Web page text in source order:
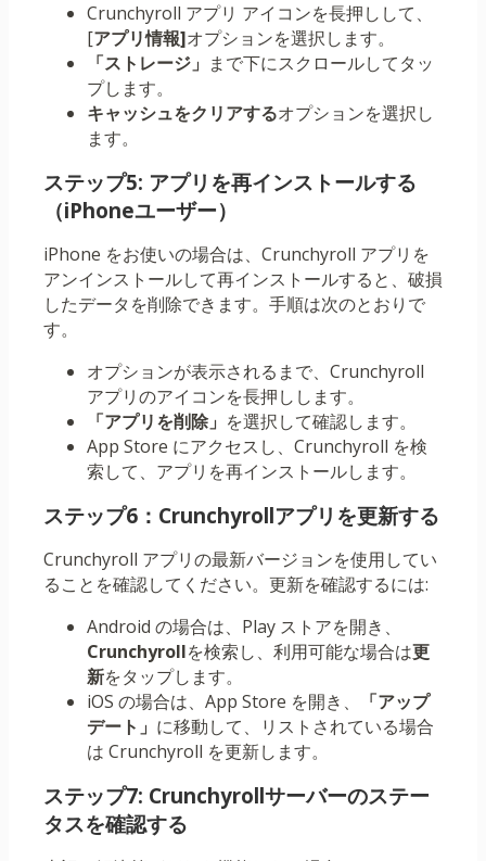
Crunchyroll アプリ アイコンを長押しして、
[アプリ情報]オプションを選択します。
「ストレージ」 まで下にスクロールしてタッ
プします。
キャッシュをクリアするオプションを選択し
ます。
ステップ5: アプリを再インストールする
（iPhoneユーザー）
iPhone をお使いの場合は、Crunchyroll アプリを
アンインストールして再インストールすると、破損
したデータを削除できます。手順は次のとおりで
す。
オプションが表示されるまで、Crunchyroll
アプリのアイコンを長押しします。
「アプリを削除」 を選択して確認します。
App Store にアクセスし、Crunchyroll を検
索して、アプリを再インストールします。
ステップ6：Crunchyrollアプリを更新する
Crunchyroll アプリの最新バージョンを使用してい
ることを確認してください。更新を確認するには:
Android の場合は、Play ストアを開き、
Crunchyrollを検索し、利用可能な場合は更
新をタップします。
iOS の場合は、App Store を開き、
「アップ
デート」 に移動して、リストされている場合
は Crunchyroll を更新します。
ステップ7: Crunchyrollサーバーのステー
タスを確認する